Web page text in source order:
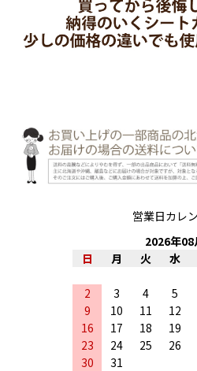
営業日カレ
2026年08
日
月 火 水
2
3 4 5
9
10 11 12
16
17 18 19
23
24 25 26
30
31